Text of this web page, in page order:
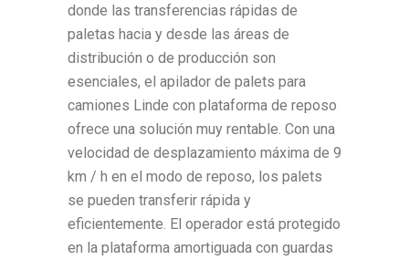
donde las transferencias rápidas de
paletas hacia y desde las áreas de
distribución o de producción son
esenciales, el apilador de palets para
camiones Linde con plataforma de reposo
ofrece una solución muy rentable. Con una
velocidad de desplazamiento máxima de 9
km / h en el modo de reposo, los palets
se pueden transferir rápida y
eficientemente. El operador está protegido
en la plataforma amortiguada con guardas